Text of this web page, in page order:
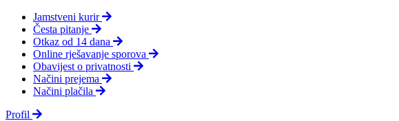
Jamstveni kurir
Česta pitanje
Otkaz od 14 dana
Online rješavanje sporova
Obavijest o privatnosti
Načini prejema
Načini plačila
Profil